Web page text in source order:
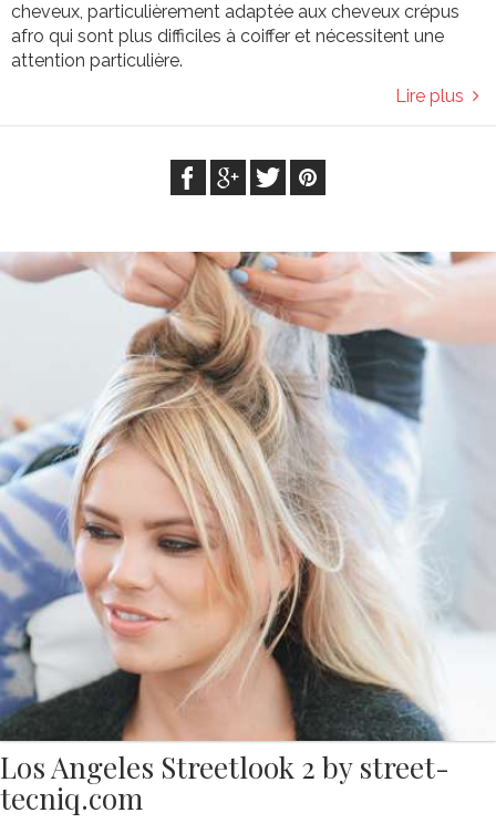
cheveux, particulièrement adaptée aux cheveux crépus
afro qui sont plus difficiles à coiffer et nécessitent une
attention particulière.
Lire plus
Los Angeles Streetlook 2 by street-
tecniq.com